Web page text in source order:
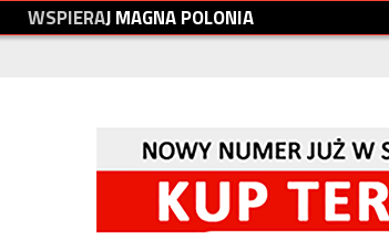
WSPIERAJMAGNAPOLONIA